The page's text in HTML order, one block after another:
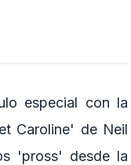
especial con la
Caroline' de Neil
'pross' desde la